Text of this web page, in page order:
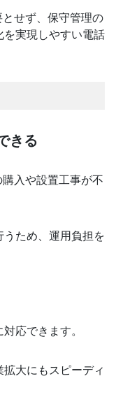
せず、保守管理の
実現しやすい電話
きる
入や設置工事が不
ため、運用負担を
応できます。
大にもスピーディ